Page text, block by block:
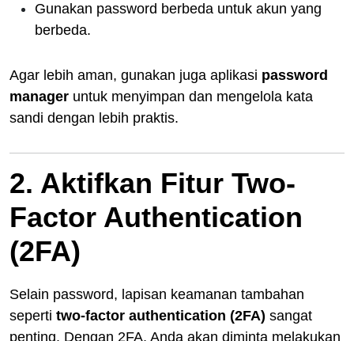
Gunakan password berbeda untuk akun yang
berbeda.
Agar lebih aman, gunakan juga aplikasi password
manager untuk menyimpan dan mengelola kata
sandi dengan lebih praktis.
2. Aktifkan Fitur Two-
Factor Authentication
(2FA)
Selain password, lapisan keamanan tambahan
seperti two-factor authentication (2FA) sangat
penting. Dengan 2FA, Anda akan diminta melakukan